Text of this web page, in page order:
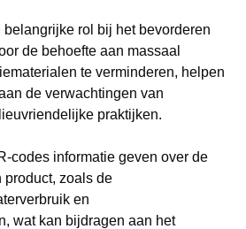
rol bij het bevorderen
de behoefte aan massaal
te verminderen, helpen
de verwachtingen van
praktijken.
codes informatie geven over de
product, zoals de
en
wat kan bijdragen aan het